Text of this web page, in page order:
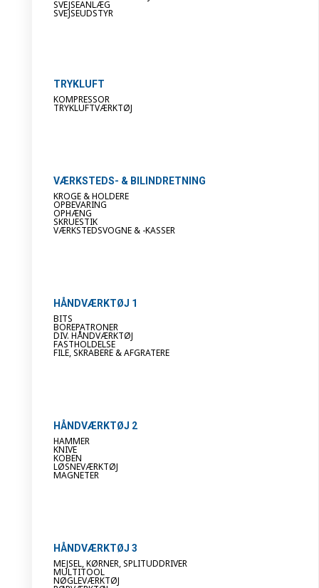
SVEJSEANLÆG
SVEJSEUDSTYR
TRYKLUFT
KOMPRESSOR
TRYKLUFTVÆRKTØJ
VÆRKSTEDS- & BILINDRETNING
KROGE & HOLDERE
OPBEVARING
OPHÆNG
SKRUESTIK
VÆRKSTEDSVOGNE & -KASSER
HÅNDVÆRKTØJ 1
BITS
BOREPATRONER
DIV. HÅNDVÆRKTØJ
FASTHOLDELSE
FILE, SKRABERE & AFGRATERE
HÅNDVÆRKTØJ 2
HAMMER
KNIVE
KOBEN
LØSNEVÆRKTØJ
MAGNETER
HÅNDVÆRKTØJ 3
MEJSEL, KØRNER, SPLITUDDRIVER
MULTITOOL
NØGLEVÆRKTØJ